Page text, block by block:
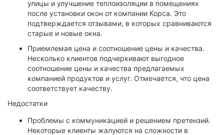
улицы и улучшение теплоизоляции в помещениях
после установки окон от компании Корса. Это
подтверждается отзывами, в которых сравниваются
старые и новые окна.
Приемлемая цена и соотношение цены и качества.
Несколько клиентов подчеркивают выгодное
соотношение цены и качества предлагаемых
компанией продуктов и услуг. Отмечается, что цена
соответствует качеству.
Недостатки
Проблемы с коммуникацией и решением претензий.
Некоторые клиенты жалуются на сложности в